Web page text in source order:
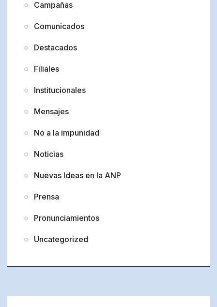
Campañas
Comunicados
Destacados
Filiales
Institucionales
Mensajes
No a la impunidad
Noticias
Nuevas Ideas en la ANP
Prensa
Pronunciamientos
Uncategorized